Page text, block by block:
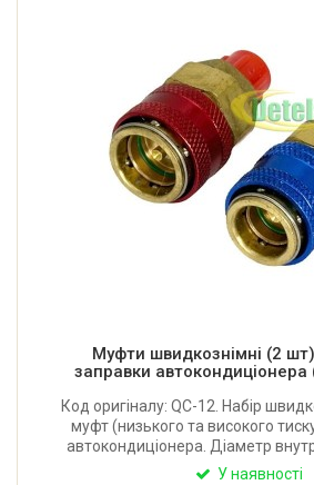
Муфти швидкознімні (2
заправки
Код оригіналу: QC-12. Набір
муфт (низького та високого
автокондиціонера. Діаметр
синя): 16/13 мм. Під ключУ наявності